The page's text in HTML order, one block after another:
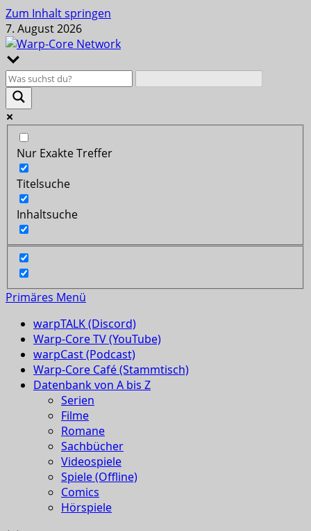
Zum Inhalt springen
7. August 2026
Nur Exakte Treffer
Titelsuche
Inhaltsuche
Primäres Menü
warpTALK (Discord)
Warp-Core TV (YouTube)
warpCast (Podcast)
Warp-Core Café (Stammtisch)
Datenbank von A bis Z
Serien
Filme
Romane
Sachbücher
Videospiele
Spiele (Offline)
Comics
Hörspiele